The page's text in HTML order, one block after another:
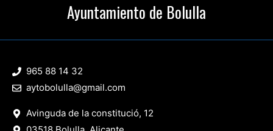
Ayuntamiento de Bolulla
965 88 14 32
aytobolulla@gmail.com
Avinguda de la constitució, 12